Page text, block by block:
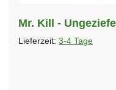
Mr. Kill -
Lieferzeit: 3-4 Tage